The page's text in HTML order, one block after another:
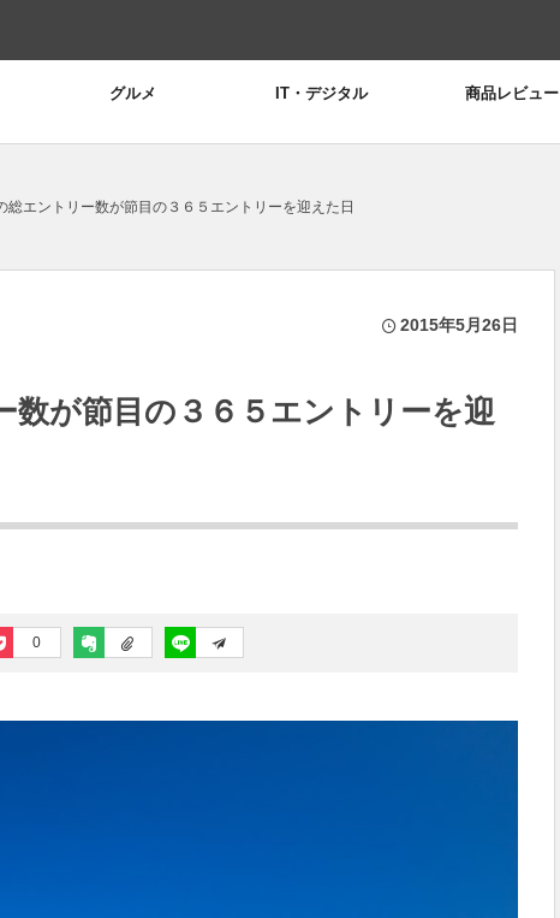
グルメ IT・デジタル 商品レビュー
総エントリー数が節目の３６５エントリーを迎えた日
2015年5月26日
数が節目の３６５エントリーを迎
0